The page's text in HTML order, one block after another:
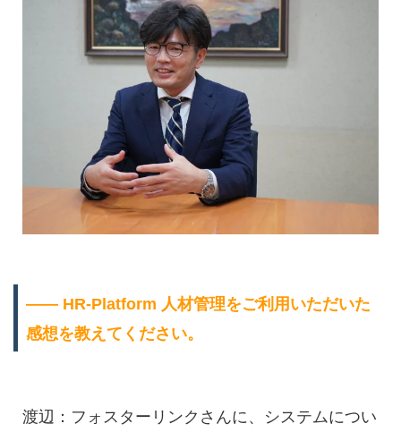
―― HR-Platform 人材管理をご利用いただいた
感想を教えてください。
渡辺：フォスターリンクさんに、システムについ